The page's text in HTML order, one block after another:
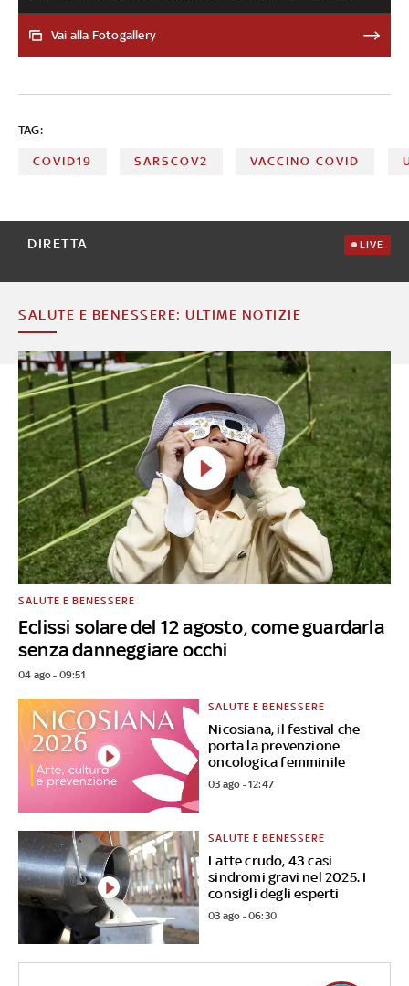
Giuseppe Remuzzi, direttore dell’Istituto farmacologico
Mario Negri. Mentre si cerca di capire se potrebbero
medicine, dallo spray nasale all'impiego dell'acido
Vai alla Fotogallery
TAG:
COVID19 SARSCOV2 VACCINO COVID
DIRETTA LIVE
SALUTE E BENESSERE: ULTIME NOTIZIE
Eclissi solare del 12 agosto, come guardarla
senza danneggiare occhi
SALUTE E BENESSERE
04 ago - 09:51
Nicosiana, il festival che
porta la prevenzione
oncologica femminile
SALUTE E BENESSERE
03 ago - 12:47
Latte crudo, 43 casi
sindromi gravi nel 2025. I
consigli degli esperti
SALUTE E BENESSERE
03 ago - 06:30